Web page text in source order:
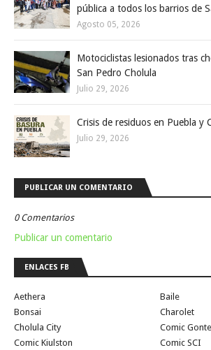
pública a todos los barrios de
Agosto 05, 2026
Motociclistas lesionados tras
San Pedro Cholula
Julio 29, 2026
Crisis de residuos en Puebla y
Julio 29, 2026
PUBLICAR UN COMENTARIO
0 Comentarios
Publicar un comentario
ENLACES FB
Aethera
Baile
Bonsai
Charolet
Cholula City
Comic
Comic Kiulston
Comic SCI